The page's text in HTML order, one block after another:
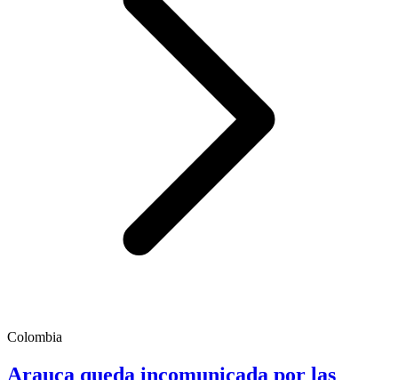
Colombia
Arauca queda incomunicada por las